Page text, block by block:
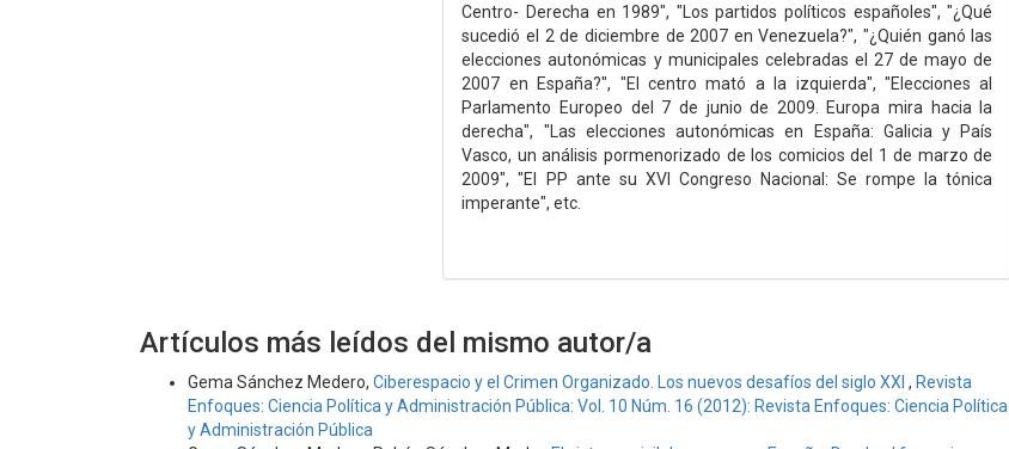
Centro- Derecha en 1989", "Los partidos políticos españoles", "¿Qué
sucedió el 2 de diciembre de 2007 en Venezuela?", "¿Quién ganó las
elecciones autonómicas y municipales celebradas el 27 de mayo de
2007 en España?", "El centro mató a la izquierda", "Elecciones al
Parlamento Europeo del 7 de junio de 2009. Europa mira hacia la
derecha", "Las elecciones autonómicas en España: Galicia y País
Vasco, un análisis pormenorizado de los comicios del 1 de marzo de
2009", "El PP ante su XVI Congreso Nacional: Se rompe la tónica
imperante", etc.
Artículos más leídos del mismo autor/a
Gema Sánchez Medero, Ciberespacio y el Crimen Organizado. Los nuevos desafíos del siglo XXI , Revista
Enfoques: Ciencia Política y Administración Pública: Vol. 10 Núm. 16 (2012): Revista Enfoques: Ciencia Política
y Administración Pública